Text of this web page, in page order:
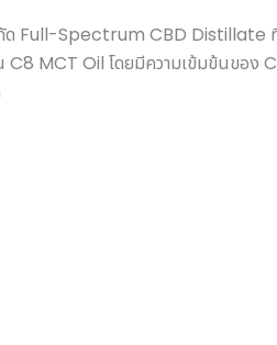
Full-Spectrum CBD Distillate
MCT Oil โดยมีความเข้มข้นของ